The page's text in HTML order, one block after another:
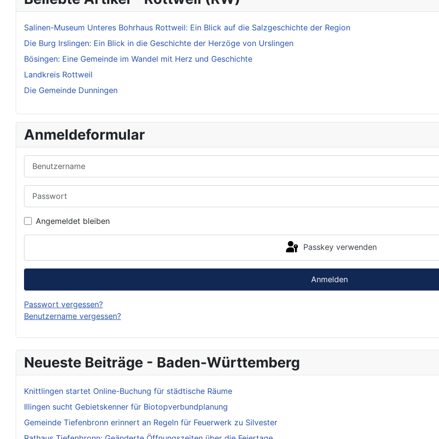
Salinen-Museum Unteres Bohrhaus Rottweil: Ein Blick auf die Salzgeschichte der Region
Die Burg Irslingen: Ein Blick in die Geschichte der Herzöge von Urslingen
Bösingen: Eine Gemeinde im Wandel mit Herz und Geschichte
Landkreis Rottweil
Die Gemeinde Dunningen
Anmeldeformular
Angemeldet bleiben
Passkey verwenden
Anmelden
Passwort vergessen?
Benutzername vergessen?
Neueste Beiträge - Baden-Württemberg
Knittlingen startet Online-Buchung für städtische Räume
Illingen sucht Gebietskenner für Biotopverbundplanung
Gemeinde Tiefenbronn erinnert an Regeln für Feuerwerk zu Silvester